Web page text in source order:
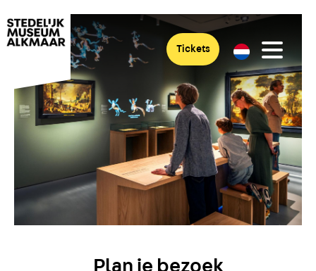
Tickets
Plan je bezoek